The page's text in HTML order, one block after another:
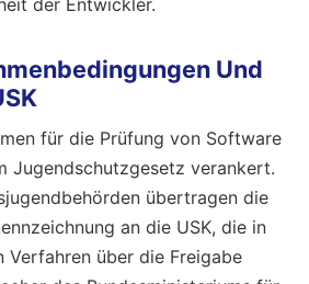
Und
für die Prüfung von Software
Jugendschutzgesetz verankert.
übertragen die
an die USK, die in
Verfahren über die Freigabe